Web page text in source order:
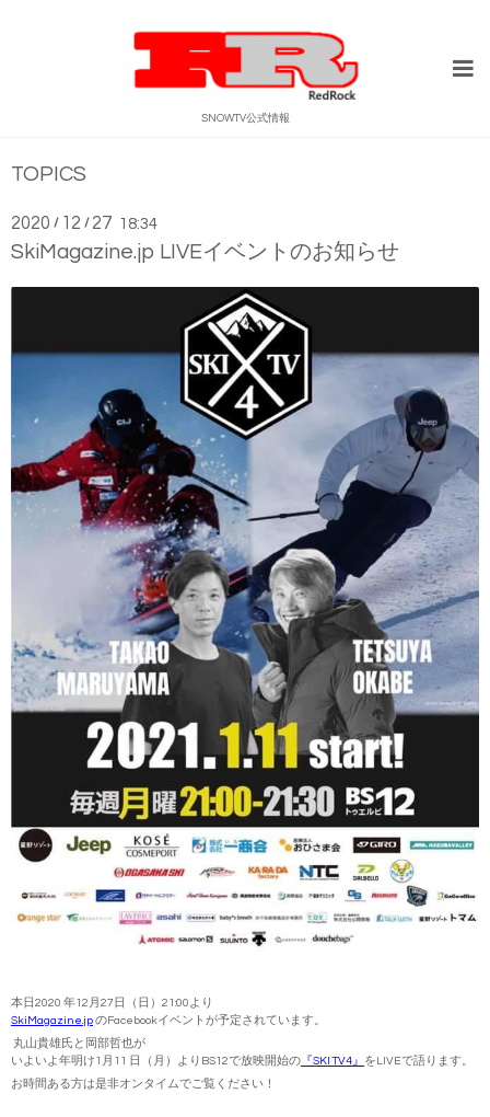
SNOWTV公式情報
TOPICS
2020 / 12 / 27 18:34
SkiMagazine.jp LIVEイベントのお知らせ
本日2020 年12月27日（日）21:00より
SkiMagazine.jpのFacebookイベントが予定されています。
丸山貴雄氏と岡部哲也が
いよいよ年明け1月11 日（月）よりBS12で放映開始の 『SKI TV4』 をLIVEで語ります。
お時間ある方は是非オンタイムでご覧ください！